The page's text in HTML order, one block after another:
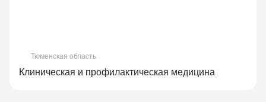
Тюменская область
Клиническая и профилактическая медицина